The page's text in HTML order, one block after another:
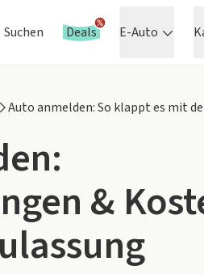
Suchen Deals E-Auto
Auto anmelden: So klappt es mit
&